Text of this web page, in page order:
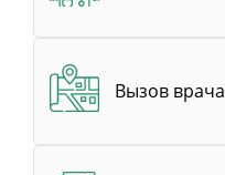
Вызов врача